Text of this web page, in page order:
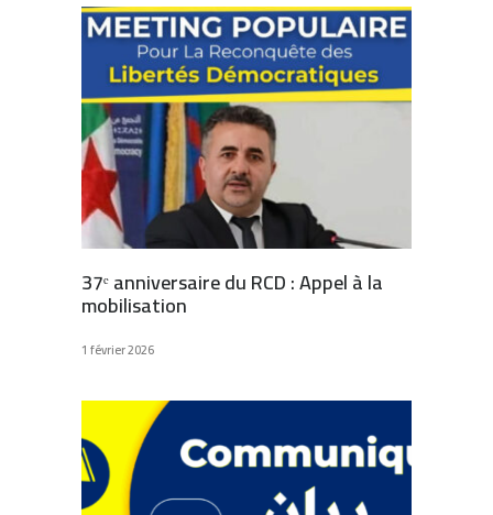
37ᵉ anniversaire du RCD : Appel à la
mobilisation
1 février 2026